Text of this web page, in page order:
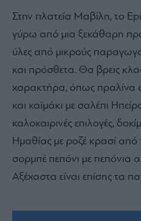
Στην πλατεία Μαβίλη, το
γύρω από μια ξεκάθαρη
ύλες από μικρούς
και πρόσθετα. Θα βρεις
χαρακτήρα, όπως πραλίνα
και καϊμάκι με σαλέπι
καλοκαιρινές επιλογές,
Ημαθίας με ροζέ κρασί
σορμπέ πεπόνι με πεπόνια
Αξέχαστα είναι επίσης τα